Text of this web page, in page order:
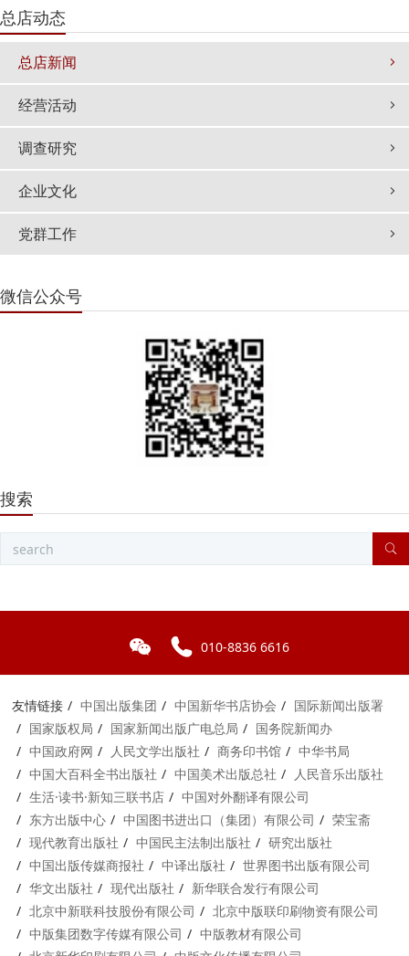
总店动态
总店新闻
经营活动
调查研究
企业文化
党群工作
微信公众号
搜索
010-8836 6616
友情链接 中国出版集团 中国新华书店协会
国际新闻出版署
国家版权局
国家新闻出版广电总局
国务院新闻办
中国政府网
人民文学出版社 商务印书馆
中华书局
中国大百科全书出版社
中国美术出版总社
人民音乐出版社
生活·读书·新知三联书店
中国对外翻译有限公司
东方出版中心
中国图书进出口（集团）有限公司
荣宝斋
现代教育出版社
中国民主法制出版社
研究出版社
中国出版传媒商报社
中译出版社
世界图书出版有限公司
华文出版社
现代出版社
新华联合发行有限公司
北京中新联科技股份有限公司
北京中版联印刷物资有限公司
中版集团数字传媒有限公司
中版教材有限公司